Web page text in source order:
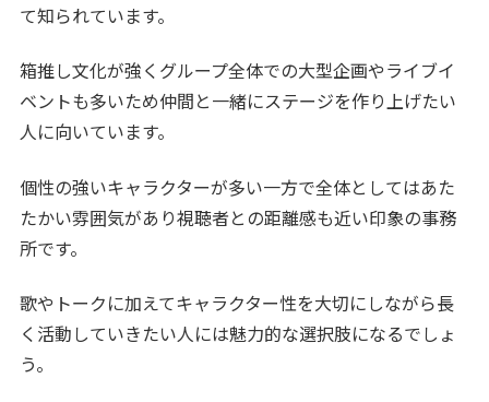
て知られています。
箱推し文化が強くグループ全体での大型企画やライブイ
ベントも多いため仲間と一緒にステージを作り上げたい
人に向いています。
個性の強いキャラクターが多い一方で全体としてはあた
たかい雰囲気があり視聴者との距離感も近い印象の事務
所です。
歌やトークに加えてキャラクター性を大切にしながら長
く活動していきたい人には魅力的な選択肢になるでしょ
う。